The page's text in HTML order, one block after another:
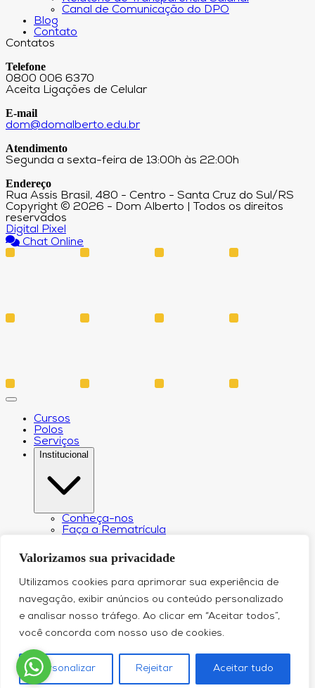
Valorizamos sua privacidade
Utilizamos cookies para aprimorar sua experiência de
navegação, exibir anúncios ou conteúdo personalizado
e analisar nosso tráfego. Ao clicar em “Aceitar todos”,
você concorda com nosso uso de cookies.
Personalizar Rejeitar Aceitar tudo
Canal de Comunicação do DPO
Blog
Contato
Contatos
Telefone
0800 006 6370
Aceita Ligações de Celular
E-mail
dom@domalberto.edu.br
Atendimento
Segunda a sexta-feira de 13:00h às 22:00h
Endereço
Rua Assis Brasil, 480 - Centro - Santa Cruz do Sul/RS
Copyright © 2026 - Dom Alberto | Todos os direitos
reservados
Digital Pixel
Chat Online
Cursos
Polos
Serviços
Institucional
Conheça-nos
Faça a Rematrícula
Estatuto e Regimento
Regulamento Extraordinário Aproveitamento
Resoluções e Portarias
Política de Privacidade
Egressos
CPA – Comissão Própria de Avaliação
Núcleo de Prática Jurídica
Revistas
Relatório de Transparência Salarial
Canal de Comunicação do DPO
Blog